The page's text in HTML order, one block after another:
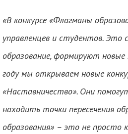
«В конкурсе «Флагманы
управленцев и студентов.
образование, формируют
году мы открываем новые
«Наставничество». Они
находить точки пересечения
образования» – это не